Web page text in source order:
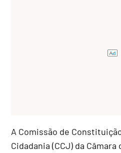
A Comissão de
Cidadania (CCJ) da